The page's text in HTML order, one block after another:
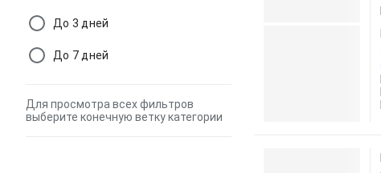
До 3 дней
До 7 дней
Для просмотра всех фильтров
выберите конечную ветку категории